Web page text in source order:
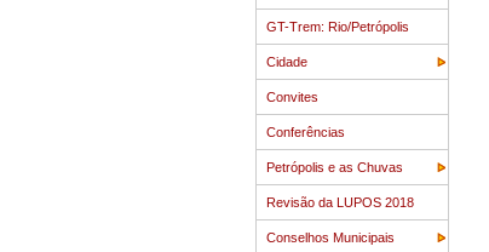
GT-Trem: Rio/Petrópolis
Cidade
Convites
Conferências
Petrópolis e as Chuvas
Revisão da LUPOS 2018
Conselhos Municipais